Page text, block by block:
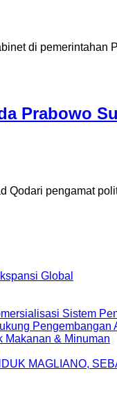
di
Prabowo
pengamat
Global
Sistem
Pengembangan
Makanan & Minuman
MAGLIANO,